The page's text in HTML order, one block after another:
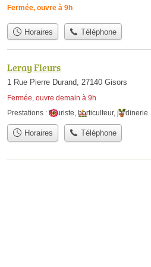
Fermée, ouvre à 9h
Horaires Téléphone
Leray Fleurs
1 Rue Pierre Durand, 27140 Gisors
Fermée, ouvre demain à 9h
Prestations : fleuriste, horticulteur, jardinerie
Horaires Téléphone